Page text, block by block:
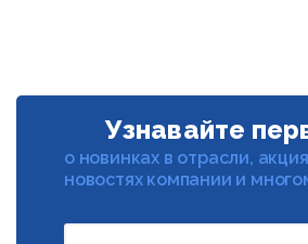
Узнавайте
о новинках в отрасли,
новостях компании и